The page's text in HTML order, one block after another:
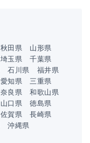
秋田県
山形県
埼玉県
千葉県
石川県
福井県
愛知県
三重県
奈良県
和歌山県
山口県
徳島県
佐賀県
長崎県
沖縄県